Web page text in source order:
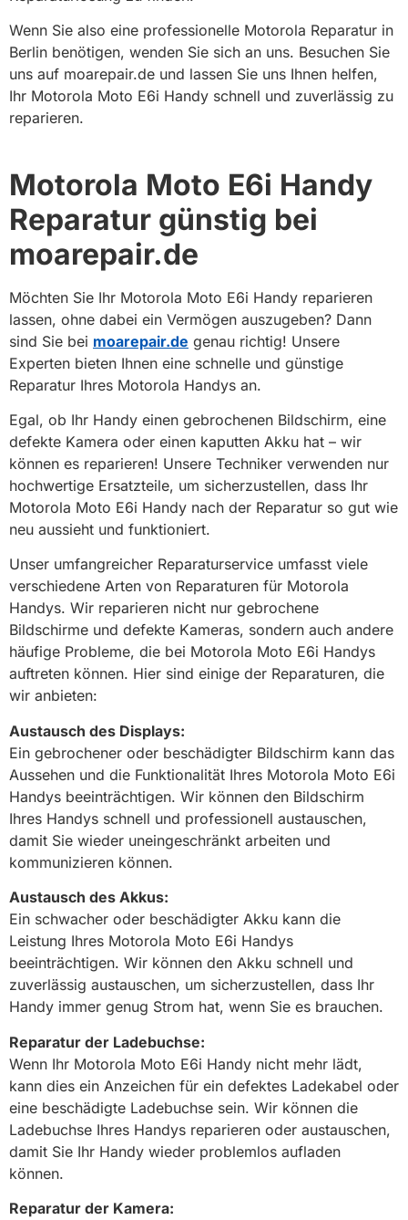
Wenn Sie also eine professionelle Motorola Reparatur in
Berlin benötigen, wenden Sie sich an uns. Besuchen Sie
uns auf moarepair.de und lassen Sie uns Ihnen helfen,
Ihr Motorola Moto E6i Handy schnell und zuverlässig zu
reparieren.
Motorola Moto E6i Handy
Reparatur günstig bei
moarepair.de
Möchten Sie Ihr Motorola Moto E6i Handy reparieren
lassen, ohne dabei ein Vermögen auszugeben? Dann
sind Sie bei moarepair.de genau richtig! Unsere
Experten bieten Ihnen eine schnelle und günstige
Reparatur Ihres Motorola Handys an.
Egal, ob Ihr Handy einen gebrochenen Bildschirm, eine
defekte Kamera oder einen kaputten Akku hat – wir
können es reparieren! Unsere Techniker verwenden nur
hochwertige Ersatzteile, um sicherzustellen, dass Ihr
Motorola Moto E6i Handy nach der Reparatur so gut wie
neu aussieht und funktioniert.
Unser umfangreicher Reparaturservice umfasst viele
verschiedene Arten von Reparaturen für Motorola
Handys. Wir reparieren nicht nur gebrochene
Bildschirme und defekte Kameras, sondern auch andere
häufige Probleme, die bei Motorola Moto E6i Handys
auftreten können. Hier sind einige der Reparaturen, die
wir anbieten:
Austausch des Displays:
Ein gebrochener oder beschädigter Bildschirm kann das
Aussehen und die Funktionalität Ihres Motorola Moto E6i
Handys beeinträchtigen. Wir können den Bildschirm
Ihres Handys schnell und professionell austauschen,
damit Sie wieder uneingeschränkt arbeiten und
kommunizieren können.
Austausch des Akkus:
Ein schwacher oder beschädigter Akku kann die
Leistung Ihres Motorola Moto E6i Handys
beeinträchtigen. Wir können den Akku schnell und
zuverlässig austauschen, um sicherzustellen, dass Ihr
Handy immer genug Strom hat, wenn Sie es brauchen.
Reparatur der Ladebuchse:
Wenn Ihr Motorola Moto E6i Handy nicht mehr lädt,
kann dies ein Anzeichen für ein defektes Ladekabel oder
eine beschädigte Ladebuchse sein. Wir können die
Ladebuchse Ihres Handys reparieren oder austauschen,
damit Sie Ihr Handy wieder problemlos aufladen
können.
Reparatur der Kamera: